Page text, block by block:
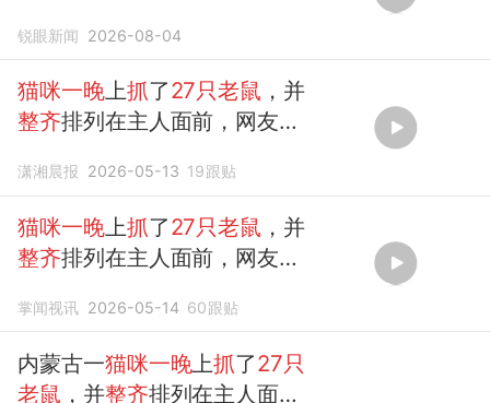
锐眼新闻 2026-08-04
猫咪一晚上抓了27只老鼠 ，并
整齐排列在主人面前，网友：
潇湘晨报 2026-05-13 19跟贴
猫咪一晚上抓了27只老鼠 ，并
整齐排列在主人面前，网友：
掌闻视讯 2026-05-14 60跟贴
内蒙古一猫咪一晚上抓了27只
老鼠 ，并整齐排列在主人面